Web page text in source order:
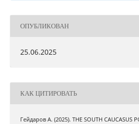
ОПУБЛИКОВАН
25.06.2025
КАК ЦИТИРОВАТЬ
Гейдаров A. (2025). THE SOUTH CAUCASUS